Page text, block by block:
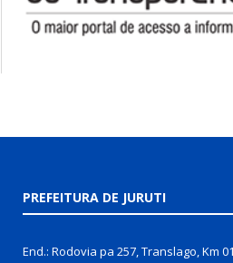
PREFEITURA DE JURUTI
End.: Rodovia pa 257, Translago, Km